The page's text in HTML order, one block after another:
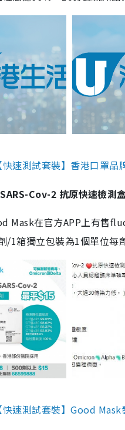
快速測試套裝】香港口罩
Cov-2 抗原快速檢測
Mask在官方APP上有售
/1箱獨立包裝為1個單位每
快速測試套裝】Good